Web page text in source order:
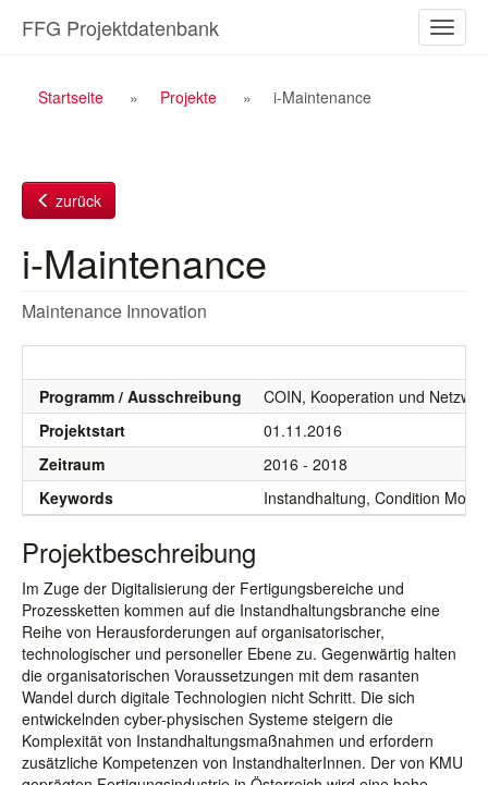
Inhalt
ein-/
FFG Projektdatenbank
Breadcrumb
Startseite Projekte i-Maintenance
zurück
i-Maintenance
Maintenance Innovation
Programm / Ausschreibung
COIN, Kooperation und
Projektstart
01.11.2016
Zeitraum
2016 - 2018
Keywords
Instandhaltung, Condition
Projektbeschreibung
Im Zuge der Digitalisierung der Fertigungsbereiche und
Prozessketten kommen auf die Instandhaltungsbranche eine
Reihe von Herausforderungen auf organisatorischer,
technologischer und personeller Ebene zu. Gegenwärtig halten
die organisatorischen Voraussetzungen mit dem rasanten
Wandel durch digitale Technologien nicht Schritt. Die sich
entwickelnden cyber-physischen Systeme steigern die
Komplexität von Instandhaltungsmaßnahmen und erfordern
zusätzliche Kompetenzen von InstandhalterInnen. Der von KMU